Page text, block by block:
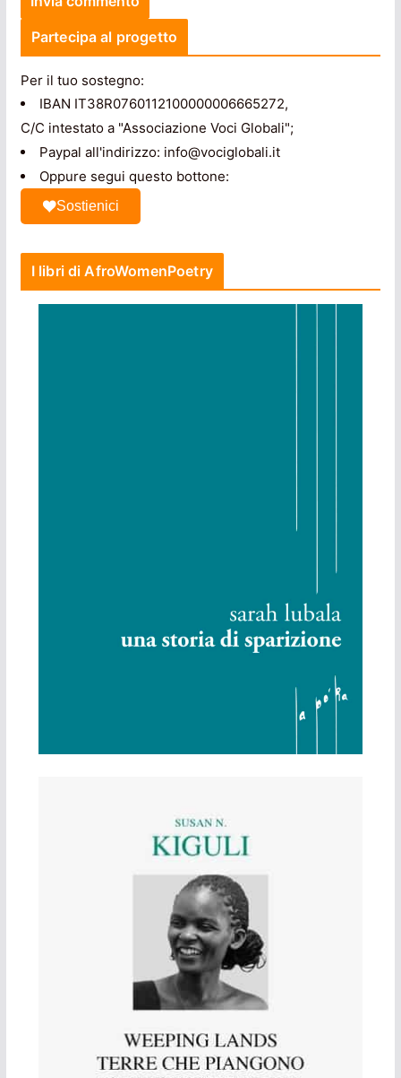
Partecipa al progetto
Per il tuo sostegno:
IBAN IT38R0760112100000006665272,
C/C intestato a "Associazione Voci Globali";
Paypal all'indirizzo: info@vociglobali.it
Oppure segui questo bottone:
Sostienici
I libri di AfroWomenPoetry